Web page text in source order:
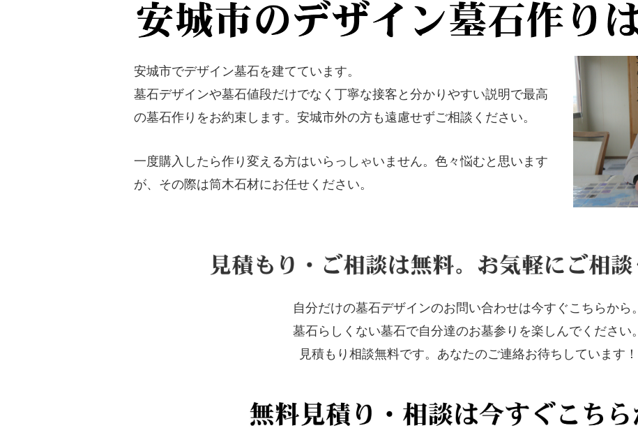
安城市でデザイン墓石を建てています。
墓石デザインや墓石値段だけでなく丁寧な接客と分かりやすい説明で最高
の墓石作りをお約束します。安城市外の方も遠慮せずご相談ください。
一度購入したら作り変える方はいらっしゃいません。色々悩むと思います
が、その際は筒木石材にお任せください。
自分だけの墓石デザインのお問い合わせは今すぐこちらから。
墓石らしくない墓石で自分達のお墓参りを楽しんでください。
見積もり相談無料です。あなたのご連絡お待ちしています！